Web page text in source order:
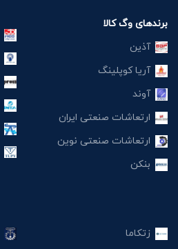
برندهای وگ کالا
آذین
آریا کوپلینگ
آوند
ارتعاشات صنعتی ایران
ارتعاشات صنعتی نوین
بنکن
زتکاما